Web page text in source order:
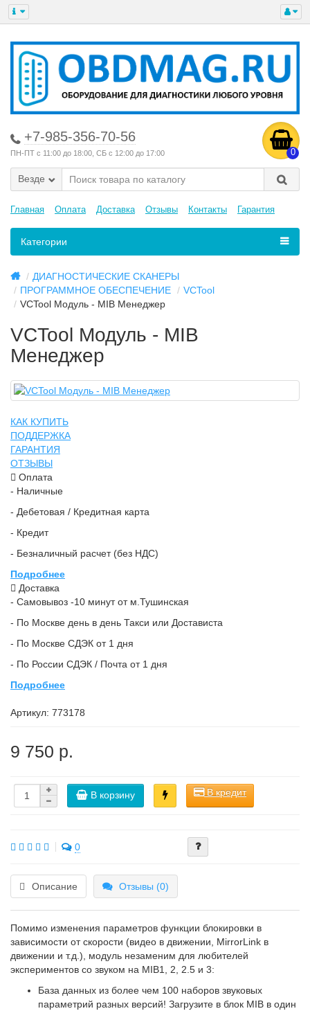
+7-985-356-70-56
ПН-ПТ с 11:00 до 18:00, СБ с 12:00 до 17:00 0
Везде
Главная Оплата Доставка Отзывы Контакты Гарантия
Категории
ДИАГНОСТИЧЕСКИЕ СКАНЕРЫ
ПРОГРАММНОЕ ОБЕСПЕЧЕНИЕ
VCTool
VCTool Модуль - MIB Менеджер
VCTool Модуль - MIB
Менеджер
КАК КУПИТЬ
ПОДДЕРЖКА
ГАРАНТИЯ
ОТЗЫВЫ
Оплата
- Наличные
- Дебетовая / Кредитная карта
- Кредит
- Безналичный расчет (без НДС)
Подробнее
Доставка
- Самовывоз -10 минут от м.Тушинская
- По Москве день в день Такси или Достависта
- По Москве СДЭК от 1 дня
- По России СДЭК / Почта от 1 дня
Подробнее
Артикул: 773178
9 750 р.
В корзину В кредит
0
Описание Отзывы (0)
Помимо изменения параметров функции блокировки в
зависимости от скорости (видео в движении, MirrorLink в
движении и т.д.), модуль незаменим для любителей
экспериментов со звуком на MIB1, 2, 2.5 и 3:
База данных из более чем 100 наборов звуковых
параметрий разных версий! Загрузите в блок MIB в один